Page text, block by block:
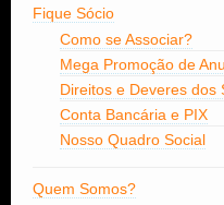
Fique Sócio
Como se Associar?
Mega Promoção de
Direitos e Deveres dos
Conta Bancária e PIX
Nosso Quadro Social
Quem Somos?